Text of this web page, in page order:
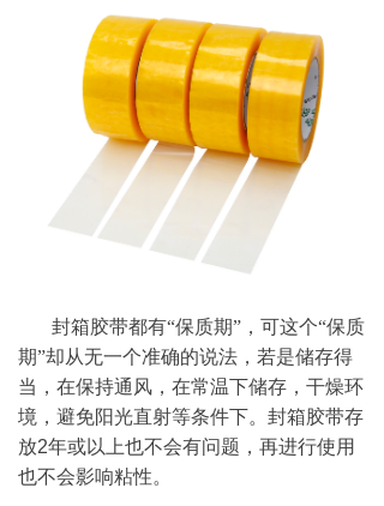
封箱胶带都有“保质期”，可这个“保质
期”却从无一个准确的说法，若是储存得
当，在保持通风，在常温下储存，干燥环
境，避免阳光直射等条件下。封箱胶带存
放2年或以上也不会有问题，再进行使用
也不会影响粘性。